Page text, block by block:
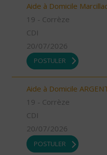
Aide à Domicile
19 - Corrèze
CDI
20/07/2026
POSTULER
Aide à Domicile
19 - Corrèze
CDI
20/07/2026
POSTULER